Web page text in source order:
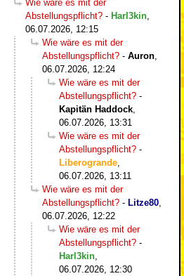
Wie wäre es mit der
Abstellungspflicht? - Harl3kin
06.07.2026, 12:15
Wie wäre es mit der
Abstellungspflicht? - Auron
06.07.2026, 12:24
Wie wäre es mit der
Abstellungspflicht? -
Kapitän Haddock
06.07.2026, 13:31
Wie wäre es mit der
Abstellungspflicht? -
Liberogrande
06.07.2026, 13:11
Wie wäre es mit der
Abstellungspflicht? - Litze80
06.07.2026, 12:22
Wie wäre es mit der
Abstellungspflicht? -
Harl3kin
06.07.2026, 12:30